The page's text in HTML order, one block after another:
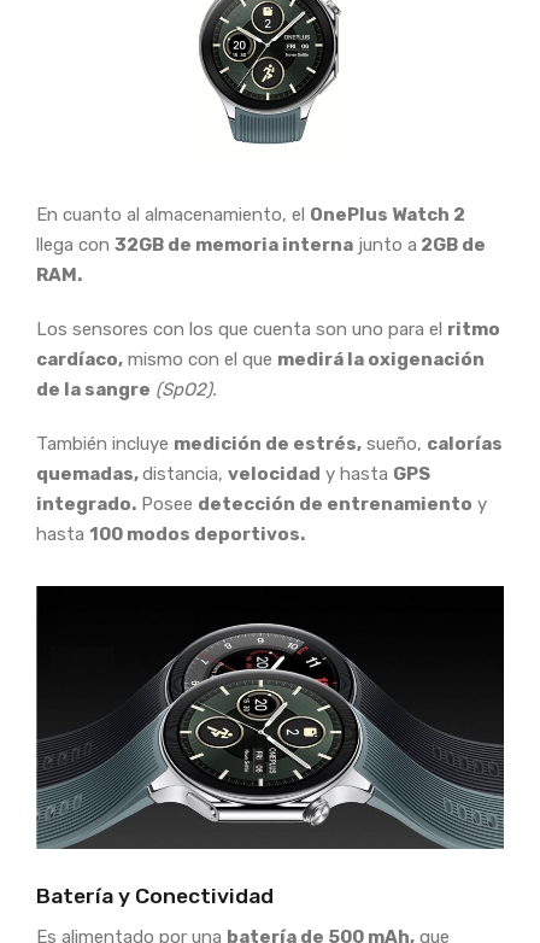
En cuanto al almacenamiento, el OnePlus Watch 2
llega con 32GB de memoria interna junto a 2GB de
RAM.
Los sensores con los que cuenta son uno para el ritmo
cardíaco, mismo con el que medirá la oxigenación
de la sangre (SpO2).
También incluye medición de estrés, sueño, calorías
quemadas,distancia, velocidad y hasta GPS
integrado. Posee detección de entrenamiento y
hasta 100 modos deportivos.
Batería y Conectividad
Es alimentado por una batería de 500 mAh, que